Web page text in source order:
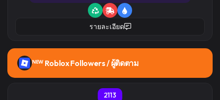
รายละเอียด
ᴺᴱᵂ Roblox Followers / ผู้ติดตาม
2113